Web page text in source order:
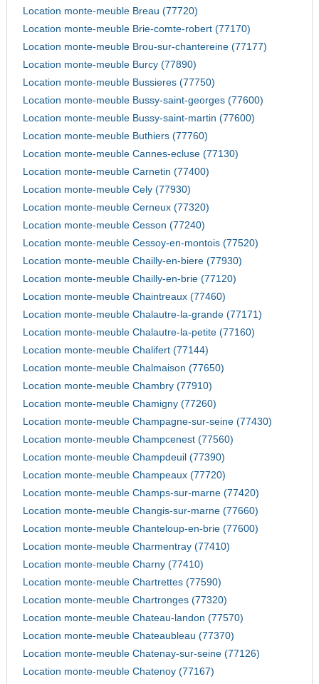
Location monte-meuble Breau (77720)
Location monte-meuble Brie-comte-robert (77170)
Location monte-meuble Brou-sur-chantereine (77177)
Location monte-meuble Burcy (77890)
Location monte-meuble Bussieres (77750)
Location monte-meuble Bussy-saint-georges (77600)
Location monte-meuble Bussy-saint-martin (77600)
Location monte-meuble Buthiers (77760)
Location monte-meuble Cannes-ecluse (77130)
Location monte-meuble Carnetin (77400)
Location monte-meuble Cely (77930)
Location monte-meuble Cerneux (77320)
Location monte-meuble Cesson (77240)
Location monte-meuble Cessoy-en-montois (77520)
Location monte-meuble Chailly-en-biere (77930)
Location monte-meuble Chailly-en-brie (77120)
Location monte-meuble Chaintreaux (77460)
Location monte-meuble Chalautre-la-grande (77171)
Location monte-meuble Chalautre-la-petite (77160)
Location monte-meuble Chalifert (77144)
Location monte-meuble Chalmaison (77650)
Location monte-meuble Chambry (77910)
Location monte-meuble Chamigny (77260)
Location monte-meuble Champagne-sur-seine (77430)
Location monte-meuble Champcenest (77560)
Location monte-meuble Champdeuil (77390)
Location monte-meuble Champeaux (77720)
Location monte-meuble Champs-sur-marne (77420)
Location monte-meuble Changis-sur-marne (77660)
Location monte-meuble Chanteloup-en-brie (77600)
Location monte-meuble Charmentray (77410)
Location monte-meuble Charny (77410)
Location monte-meuble Chartrettes (77590)
Location monte-meuble Chartronges (77320)
Location monte-meuble Chateau-landon (77570)
Location monte-meuble Chateaubleau (77370)
Location monte-meuble Chatenay-sur-seine (77126)
Location monte-meuble Chatenoy (77167)